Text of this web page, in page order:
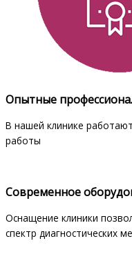
Опытные
В нашей клинике
работы
Современное
Оснащение клиники
спектр диагностических